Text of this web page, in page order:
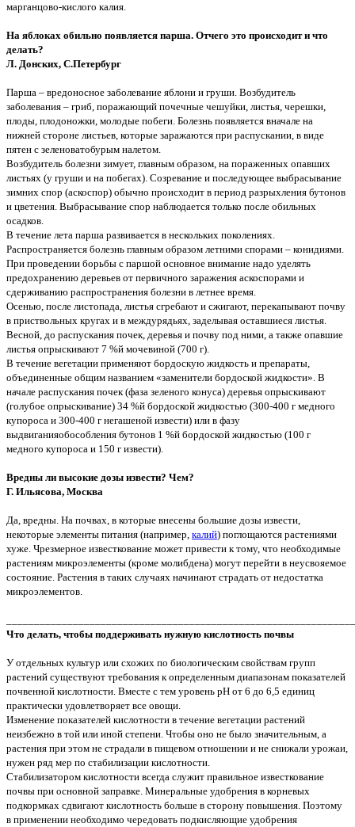
марганцово-кислого калия.
На яблоках обильно появляется парша. Отчего это происходит и что
делать?
Л. Донских, С.Петербург
Парша – вредоносное заболевание яблони и груши. Возбудитель
заболевания – гриб, поражающий почечные чешуйки, листья, черешки,
плоды, плодоножки, молодые побеги. Болезнь появляется вначале на
нижней стороне листьев, которые заражаются при распускании, в виде
пятен с зеленоватобурым налетом.
Возбудитель болезни зимует, главным образом, на пораженных опавших
листьях (у груши и на побегах). Созревание и последующее выбрасывание
зимних спор (аскоспор) обычно происходит в период разрыхления бутонов
и цветения. Выбрасывание спор наблюдается только после обильных
осадков.
В течение лета парша развивается в нескольких поколениях.
Распространяется болезнь главным образом летними спорами – конидиями.
При проведении борьбы с паршой основное внимание надо уделять
предохранению деревьев от первичного заражения аскоспорами и
сдерживанию распространения болезни в летнее время.
Осенью, после листопада, листья сгребают и сжигают, перекапывают почву
в приствольных кругах и в междурядьях, заделывая оставшиеся листья.
Весной, до распускания почек, деревья и почву под ними, а также опавшие
листья опрыскивают 7 %й мочевиной (700 г).
В течение вегетации применяют бордоскую жидкость и препараты,
объединенные общим названием «заменители бордоской жидкости». В
начале распускания почек (фаза зеленого конуса) деревья опрыскивают
(голубое опрыскивание) 34 %й бордоской жидкостью (300-400 г медного
купороса и 300-400 г негашеной извести) или в фазу
выдвиганияобособления бутонов 1 %й бордоской жидкостью (100 г
медного купороса и 150 г извести).
Вредны ли высокие дозы извести? Чем?
Г. Ильясова, Москва
Да, вредны. На почвах, в которые внесены большие дозы извести,
некоторые элементы питания (например, калий) поглощаются растениями
хуже. Чрезмерное известкование может привести к тому, что необходимые
растениям микроэлементы (кроме молибдена) могут перейти в неусвояемое
состояние. Растения в таких случаях начинают страдать от недостатка
микроэлементов.
Что делать, чтобы поддерживать нужную кислотность почвы
У отдельных культур или схожих по биологическим свойствам групп
растений существуют требования к определенным диапазонам показателей
почвенной кислотности. Вместе с тем уровень pH от 6 до 6,5 единиц
практически удовлетворяет все овощи.
Изменение показателей кислотности в течение вегетации растений
неизбежно в той или иной степени. Чтобы оно не было значительным, а
растения при этом не страдали в пищевом отношении и не снижали урожаи,
нужен ряд мер по стабилизации кислотности.
Стабилизатором кислотности всегда служит правильное известкование
почвы при основной заправке. Минеральные удобрения в корневых
подкормках сдвигают кислотность больше в сторону повышения. Поэтому
в применении необходимо чередовать подкисляющие удобрения